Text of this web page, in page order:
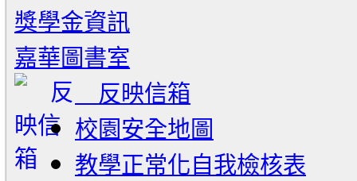
獎學金資訊
嘉華圖書室
反映信箱
校園安全地圖
教學正常化自我檢核表